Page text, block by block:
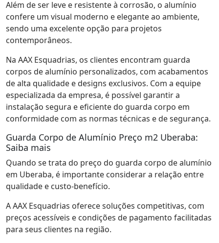
Além de ser leve e resistente à corrosão, o alumínio
confere um visual moderno e elegante ao ambiente,
sendo uma excelente opção para projetos
contemporâneos.
Na AAX Esquadrias, os clientes encontram guarda
corpos de alumínio personalizados, com acabamentos
de alta qualidade e designs exclusivos. Com a equipe
especializada da empresa, é possível garantir a
instalação segura e eficiente do guarda corpo em
conformidade com as normas técnicas e de segurança.
Guarda Corpo de Alumínio Preço m2 Uberaba:
Saiba mais
Quando se trata do preço do guarda corpo de alumínio
em Uberaba, é importante considerar a relação entre
qualidade e custo-benefício.
A AAX Esquadrias oferece soluções competitivas, com
preços acessíveis e condições de pagamento facilitadas
para seus clientes na região.